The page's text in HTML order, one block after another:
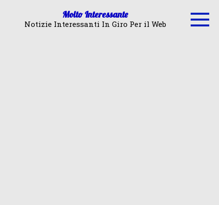
Molto Interessante
Notizie Interessanti In Giro Per il Web